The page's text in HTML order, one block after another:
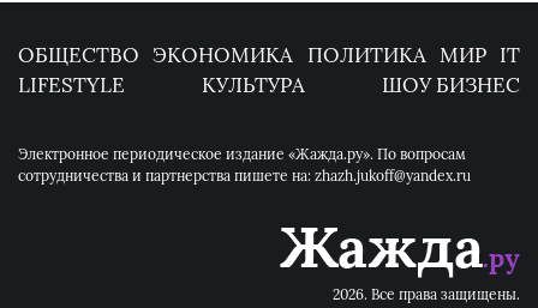
ОБЩЕСТВО ЭКОНОМИКА ПОЛИТИКА МИР IT
LIFESTYLE
КУЛЬТУРА ШОУ БИЗНЕС
Электронное периодическое издание «Жажда.ру». По вопросам
сотрудничества и партнерства пишете на: zhazh.jukoff@yandex.ru
2026. Все права защищены.